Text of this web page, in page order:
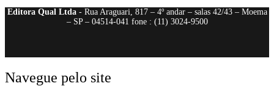
Editora Qual Ltda- Rua Araguari, 817 – 4º andar – salas 42/43 – Moema
– SP – 04514-041 fone : (11) 3024-9500
Navegue pelo site